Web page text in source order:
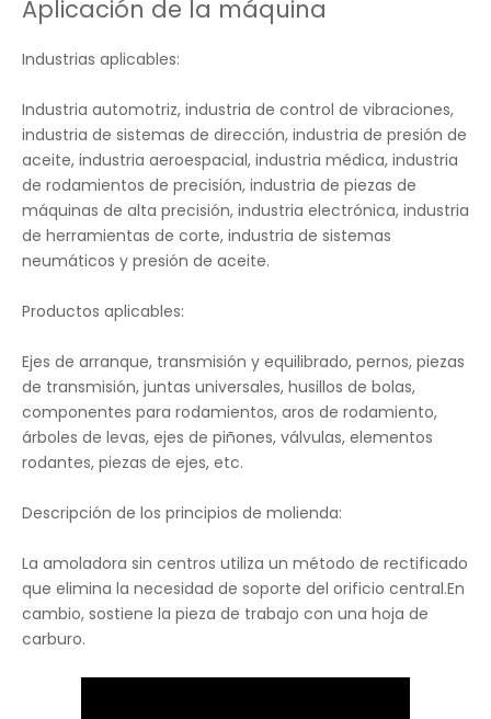
Aplicación de la máquina
Industrias aplicables:
Industria automotriz, industria de control de vibraciones,
industria de sistemas de dirección, industria de presión de
aceite, industria aeroespacial, industria médica, industria
de rodamientos de precisión, industria de piezas de
máquinas de alta precisión, industria electrónica, industria
de herramientas de corte, industria de sistemas
neumáticos y presión de aceite.
Productos aplicables:
Ejes de arranque, transmisión y equilibrado, pernos, piezas
de transmisión, juntas universales, husillos de bolas,
componentes para rodamientos, aros de rodamiento,
árboles de levas, ejes de piñones, válvulas, elementos
rodantes, piezas de ejes, etc.
Descripción de los principios de molienda:
La amoladora sin centros utiliza un método de rectificado
que elimina la necesidad de soporte del orificio central.En
cambio, sostiene la pieza de trabajo con una hoja de
carburo.